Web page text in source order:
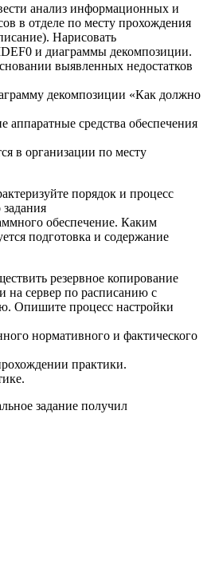
анализ информационных и
в отделе по месту прохождения
Нарисовать
и диаграммы декомпозиции.
выявленных недостатков
декомпозиции «Как должно
аппаратные средства обеспечения
в организации по месту
порядок и процесс
обеспечение. Каким
подготовка и содержание
резервное копирование
на сервер по расписанию с
Опишите процесс настройки
нормативного и фактического
практики.
задание получил